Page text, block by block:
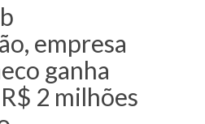
empresa
ganha
2 milhões